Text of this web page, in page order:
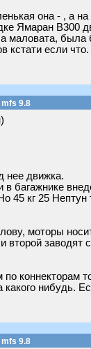
она - , а
Ямаран B300
маловата,
кстати если что.
9.8
нее движка.
в багажнике
45 кг 25
моторы
второй
коннекторам
нибудь.
9.8